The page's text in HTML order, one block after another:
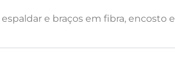
e braços em fibra, encosto e